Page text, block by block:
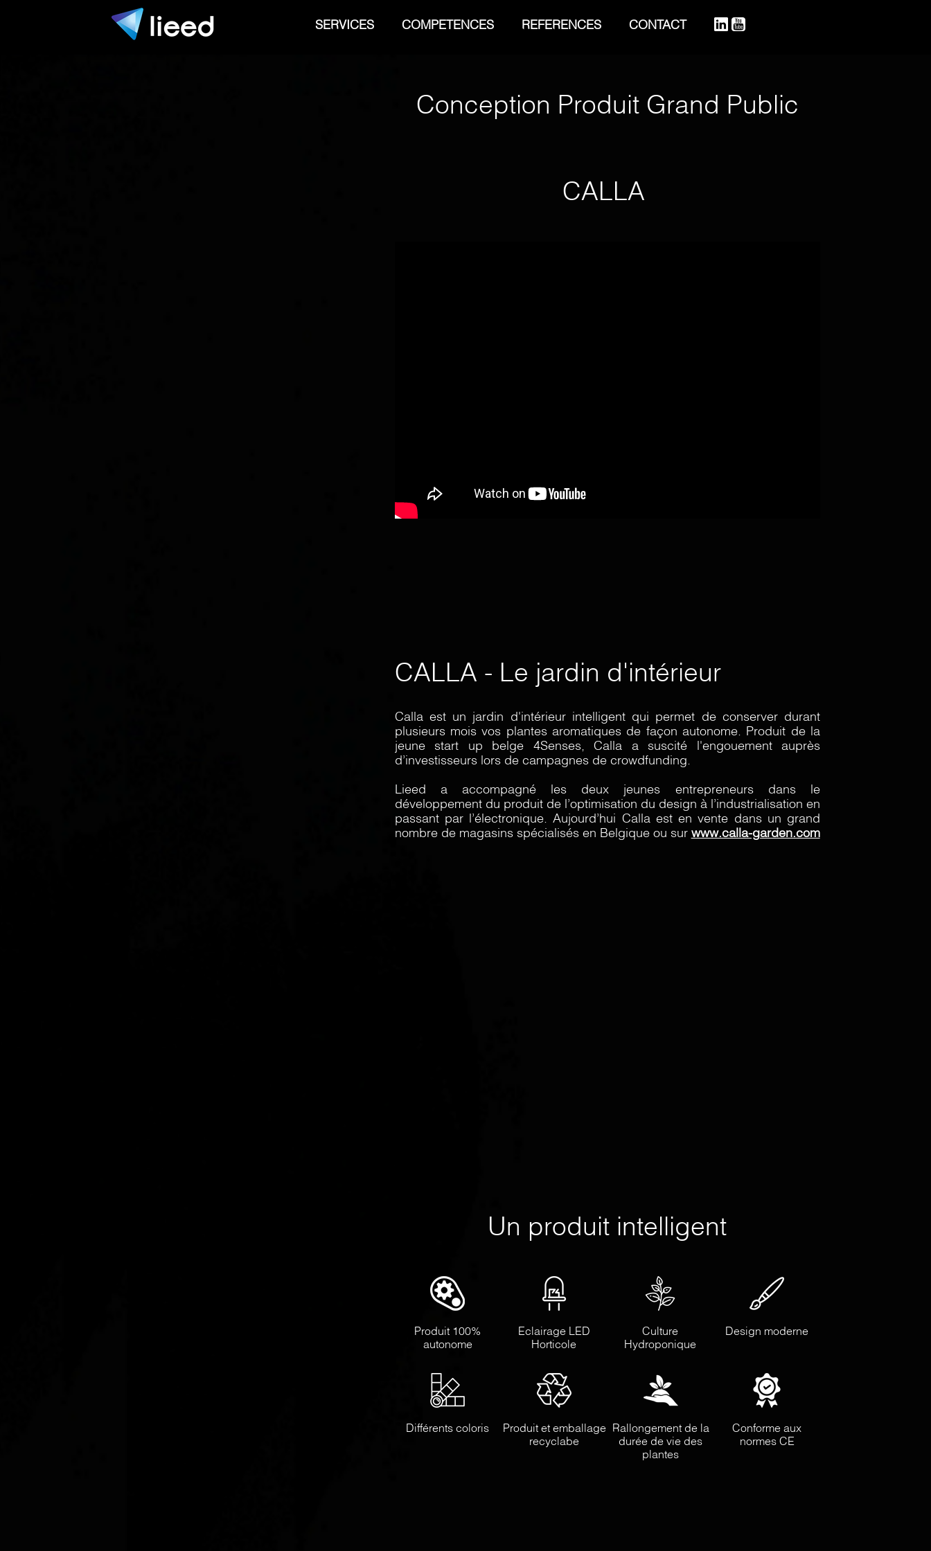
CONTACT
REFERENCES
COMPETENCES
SERVICES
Conception Produit Grand Public
CALLA
CALLA - Le jardin d'intérieur
Calla est un jardin d'intérieur intelligent qui permet de conserver durant
plusieurs mois vos plantes aromatiques de façon autonome. Produit de la
jeune start up belge 4Senses, Calla a suscité l'engouement auprès
d’investisseurs lors de campagnes de crowdfunding.
Lieed a accompagné les deux jeunes entrepreneurs dans le
développement du produit de l’optimisation du design à l’industrialisation en
passant par l’électronique. Aujourd’hui Calla est en vente dans un grand
nombre de magasins spécialisés en Belgique ou sur www.calla-garden.com
Un produit intelligent
Produit 100%
autonome
Eclairage LED
Horticole
Culture
Hydroponique
Design moderne
Différents coloris
Produit et emballage
recyclabe
Rallongement de la
durée de vie des
plantes
Conforme aux
normes CE